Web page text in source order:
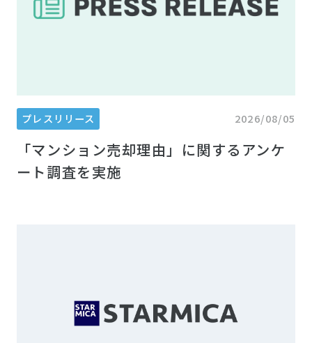
プレスリリース 2026/08/05
「マンション売却理由」に関するアンケ
ート調査を実施